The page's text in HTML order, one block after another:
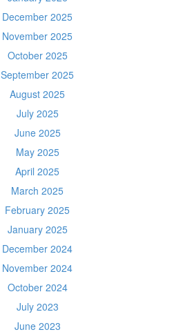
December 2025
November 2025
October 2025
September 2025
August 2025
July 2025
June 2025
May 2025
April 2025
March 2025
February 2025
January 2025
December 2024
November 2024
October 2024
July 2023
June 2023